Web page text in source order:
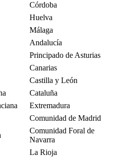
Córdoba
Huelva
Málaga
Andalucía
Principado de Asturias
Canarias
Castilla y León
Cataluña
Extremadura
Comunidad de Madrid
Comunidad Foral de
Navarra
La Rioja